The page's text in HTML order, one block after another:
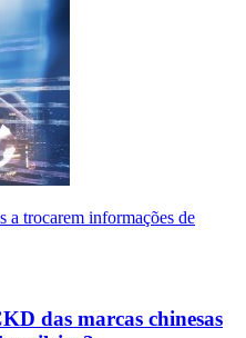
a trocarem informações de
das marcas chinesas